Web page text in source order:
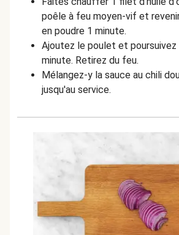
poêle à feu moyen-vif et
en poudre 1 minute.
Ajoutez le poulet et poursuivez
minute. Retirez du feu.
Mélangez-y la sauce au chili
jusqu'au service.